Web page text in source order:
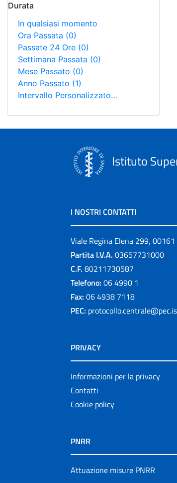
Durata
In qualsiasi momento
Ora Passata (0)
Passate 24 Ore (0)
Settimana Passata (0)
Mese Passato (0)
Anno Passato (1)
Intervallo Personalizzato…
Istituto
I NOSTRI CONTATTI
Viale Regina Elena 299, 00161
Partita I.V.A. 03657731000
C.F. 80211730587
Telefono: 06 4990 1
Fax: 06 4938 7118
PEC:
PRIVACY
Informazioni per la privacy
Contatti
Cookie policy
PNRR
Attuazione misure PNRR